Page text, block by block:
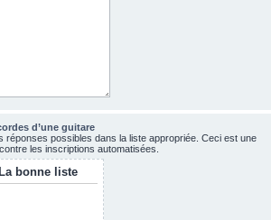
d’une guitare
réponses possibles dans la liste appropriée. Ceci est une
les inscriptions automatisées.
La bonne liste